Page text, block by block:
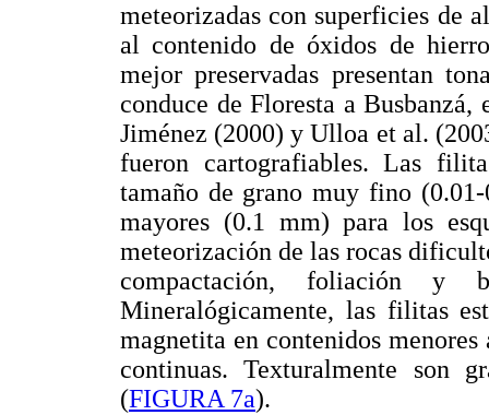
meteorizadas con superficies de
al contenido de óxidos de
mejor preservadas presentan
conduce de Floresta a
Jiménez (2000) y Ulloa et al.
fueron cartografiables. Las
tamaño de grano muy fino
mayores (0.1 mm) para los
meteorización de las rocas
compactación, foliación
Mineralógicamente, las filitas
magnetita en contenidos
continuas. Texturalmente son
(FIGURA 7a).